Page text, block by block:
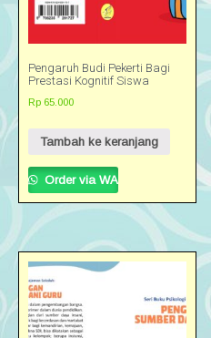
Pengaruh Budi Pekerti Bagi
Prestasi Kognitif Siswa
Rp 65.000
Tambah ke keranjang
Order via WA